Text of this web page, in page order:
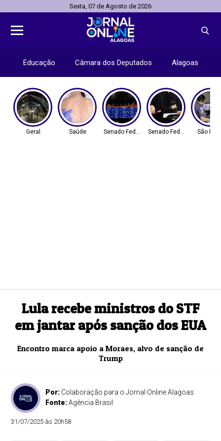
Sexta, 07 de Agosto de 2026
Educação Câmara dos Deputados Alagoas
Geral Saúde Senado Federal Senado Federal São
Lula recebe ministros do STF
em jantar após sanção dos EUA
Encontro marca apoio a Moraes, alvo de sanção de
Trump
Por: Colaboração para o Jornal Online Alagoas
Fonte:Agência Brasil
31/07/2025 às 20h58